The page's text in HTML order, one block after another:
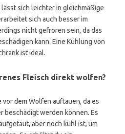
sich leichter in gleichmäßige
sich auch besser im
nicht gefroren sein, da das
kann. Eine Kühlung von
ist ideal.
Fleisch direkt wolfen?
dem Wolfen auftauen, da es
beschädigt werden können. Es
aber noch kühl ist, um